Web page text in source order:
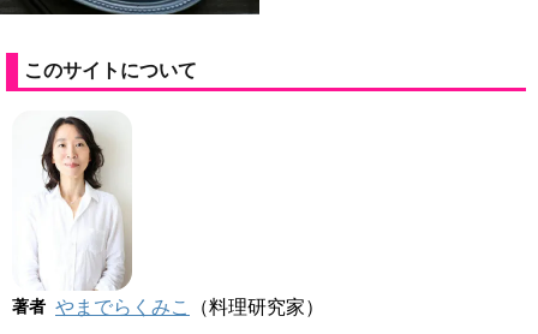
このサイトについて
著者 やまでらくみこ （料理研究家）